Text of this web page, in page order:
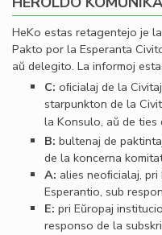
HeKo estas retagentejo je
Pakto por la Esperanta
aŭ delegito. La informoj
C: oﬁcialaj de la
starpunkton de la
la Konsulo, aŭ de
B: bultenaj de
de la koncerna
A: alies neoﬁcialaj,
Esperantio, sub
E: pri Eŭropaj
responso de la